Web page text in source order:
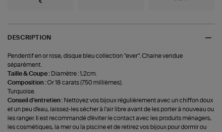
€
DESCRIPTION
Pendentif en or rose, disque bleu collection "ever". Chaine vendue
séparément.
Taille & Coupe : Diamètre : 1,2cm.
Composition :Or 18 carats (750 millièmes).
Turquoise.
Conseil d'entretien : Nettoyez vos bijoux régulièrement avec un chiffon doux
et un peu d'eau, laissez-les sécher à l'air libre avant de les porter à nouveau ou
les ranger. Il est recommandé d'éviter le contact avec les produits ménagers,
les cosmétiques, la mer ou la piscine et de retirez vos bijoux pour dormir ou